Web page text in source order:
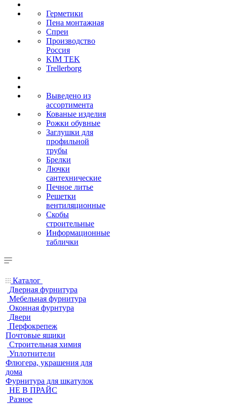
Герметики
Пена монтажная
Спреи
Производство
Россия
KIM TEK
Trellerborg
Выведено из
ассортимента
Кованые изделия
Рожки обувные
Заглушки для
профильной
трубы
Брелки
Лючки
сантехнические
Печное литье
Решетки
вентиляционные
Скобы
строительные
Информационные
таблички
Каталог
Дверная фурнитура
Мебельная фурнитура
Оконная фурнтура
Двери
Перфокрепеж
Почтовые ящики
Строительная химия
Уплотнители
Флюгера, украшения для
дома
Фурнитура для шкатулок
НЕ В ПРАЙС
Разное